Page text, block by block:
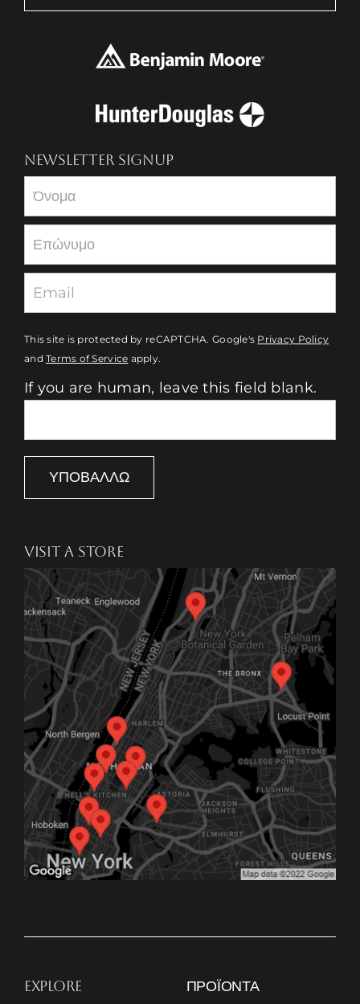
NEWSLETTER SIGNUP
Newsletter
This site is protected by reCAPTCHA. Google's Privacy Policy
andTerms of Service apply.
If you are human, leave this field blank.
ΥΠΟΒΆΛΛΩ
VISIT A STORE
EXPLORE ΠΡΟΪΌΝΤΑ